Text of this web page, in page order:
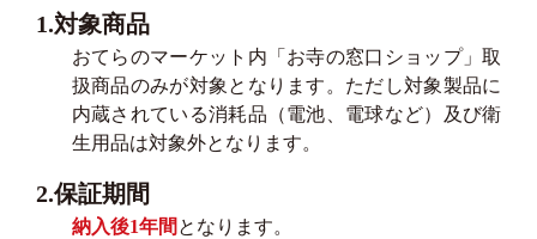
1.対象商品
おてらのマーケット内「お寺の窓口ショップ」取
扱商品のみが対象となります。ただし対象製品に
内蔵されている消耗品（電池、電球など）及び衛
生用品は対象外となります。
2.保証期間
納入後1年間 となります。